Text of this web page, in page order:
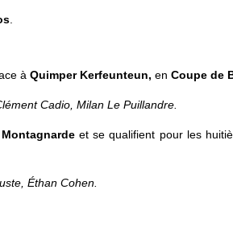
.
àQuimper Kerfeunteun, en Coupe de
Cadio, Milan Le Puillandre.
Montagnardeet se qualifient pour les
Éthan Cohen.